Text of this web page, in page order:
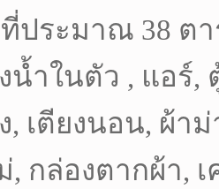
ประมาณ 38 ตา
น้ำในตัว , แอร์,
, เตียงนอน, ผ้า
, กล่องตากผ้า,